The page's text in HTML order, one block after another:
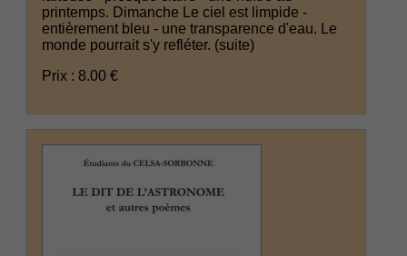
printemps. Dimanche Le ciel est limpide -
entièrement bleu - une transparence d'eau. Le
monde pourrait s'y refléter. (suite)
Prix : 8.00 €